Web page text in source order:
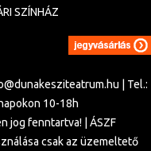
SZÍNHÁZ
Tel.:
10-18h
jog fenntartva! | ÁSZF
csak az üzemeltető